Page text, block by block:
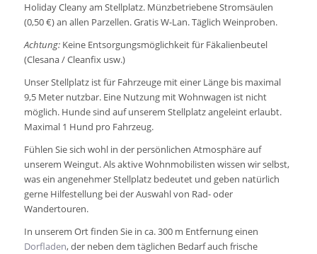
Holiday Cleany am Stellplatz. Münzbetriebene Stromsäulen
(0,50 €) an allen Parzellen. Gratis W-Lan. Täglich Weinproben.
Achtung:Keine Entsorgungsmöglichkeit für Fäkalienbeutel
(Clesana / Cleanfix usw.)
Unser Stellplatz ist für Fahrzeuge mit einer Länge bis maximal
9,5 Meter nutzbar. Eine Nutzung mit Wohnwagen ist nicht
möglich. Hunde sind auf unserem Stellplatz angeleint erlaubt.
Maximal 1 Hund pro Fahrzeug.
Fühlen Sie sich wohl in der persönlichen Atmosphäre auf
unserem Weingut. Als aktive Wohnmobilisten wissen wir selbst,
was ein angenehmer Stellplatz bedeutet und geben natürlich
gerne Hilfestellung bei der Auswahl von Rad- oder
Wandertouren.
In unserem Ort finden Sie in ca. 300 m Entfernung einen
Dorfladen, der neben dem täglichen Bedarf auch frische